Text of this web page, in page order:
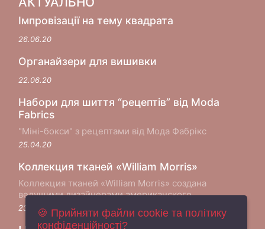
Імпровізації на тему квадрата
26.06.20
Органайзери для вишивки
22.06.20
Набори для шиття “рецептів” від Moda
Fabrics
"Міні-бокси" з рецептами від Мода Фабрікс
25.04.20
Коллекция тканей «William Morris»
Коллекция тканей «William Morris» создана
ведущими дизайнерами американского
производителя хлопковых тканей Moda Fabrics в
сотрудничестве с музеем Виктории и Альберта в
23.05.18🍪 Прийняти файли cookie та політику
конфіденційності?